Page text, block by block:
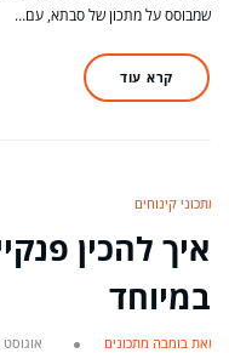
שמבוסס על מתכון של סבתא, עם…
קרא עוד
מתכוני קינוחים
איך להכין
במיוחד
מאת בומבה מתכונים אוגוסט 10, 2024